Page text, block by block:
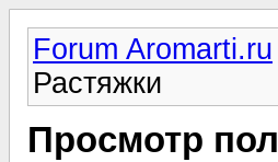
Forum Aromarti.ru
Растяжки
Просмотр